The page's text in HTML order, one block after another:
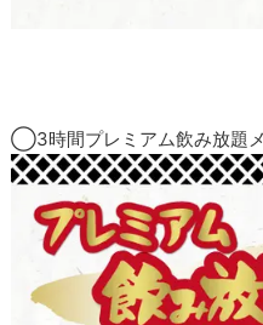
◯3時間プレミアム飲み放題